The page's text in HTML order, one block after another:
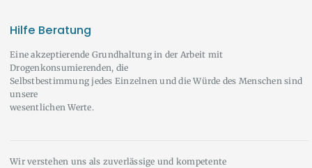
Hilfe Beratung
Eine akzeptierende Grundhaltung in der Arbeit mit
Drogenkonsumierenden, die
Selbstbestimmung jedes Einzelnen und die Würde des Menschen sind
unsere
wesentlichen Werte.
Wir verstehen uns als zuverlässige und kompetente